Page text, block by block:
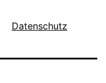
Datenschutz